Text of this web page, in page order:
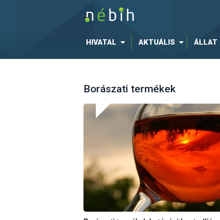
HIVATAL AKTUÁLIS ÁLLAT
Borászati termékek